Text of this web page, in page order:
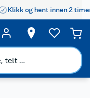
Klikk og hent innen 2